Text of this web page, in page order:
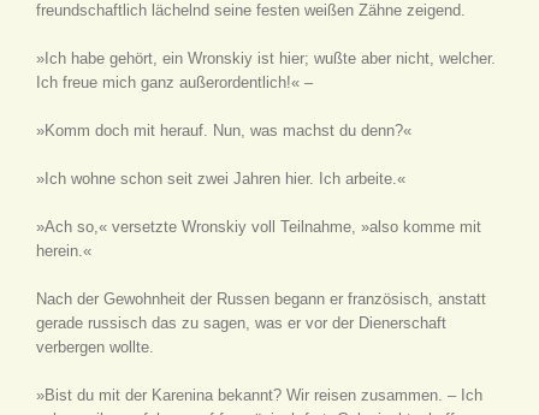
freundschaftlich lächelnd seine festen weißen Zähne zeigend.
»Ich habe gehört, ein Wronskiy ist hier; wußte aber nicht, welcher.
Ich freue mich ganz außerordentlich!« –
»Komm doch mit herauf. Nun, was machst du denn?«
»Ich wohne schon seit zwei Jahren hier. Ich arbeite.«
»Ach so,« versetzte Wronskiy voll Teilnahme, »also komme mit
herein.«
Nach der Gewohnheit der Russen begann er französisch, anstatt
gerade russisch das zu sagen, was er vor der Dienerschaft
verbergen wollte.
»Bist du mit der Karenina bekannt? Wir reisen zusammen. – Ich